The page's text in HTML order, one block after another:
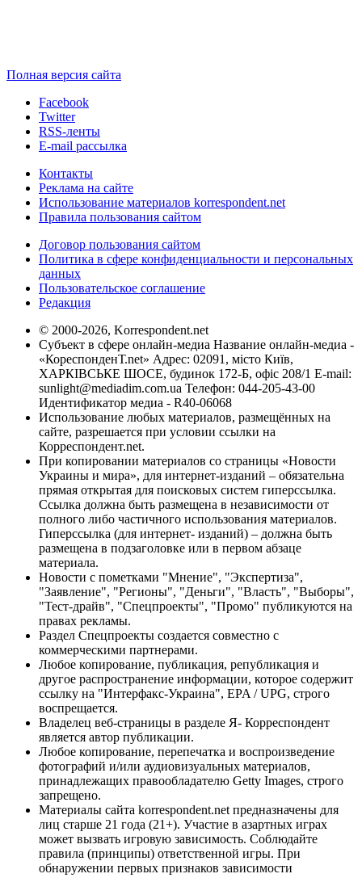
Полная версия сайта
Facebook
Twitter
RSS-ленты
E-mail рассылка
Контакты
Реклама на сайте
Использование материалов korrespondent.net
Правила пользования сайтом
Договор пользования сайтом
Политика в сфере конфиденциальности и персональных
данных
Пользовательское соглашение
Редакция
© 2000-2026, Korrespondent.net
Субъект в сфере онлайн-медиа Название онлайн-медиа -
«КореспонденТ.net» Адрес: 02091, місто Київ,
ХАРКІВСЬКЕ ШОСЕ, будинок 172-Б, офіс 208/1 E-mail:
sunlight@mediadim.com.ua Телефон: 044-205-43-00
Идентификатор медиа - R40-06068
Использование любых материалов, размещённых на
сайте, разрешается при условии ссылки на
Корреспондент.net.
При копировании материалов со страницы «Новости
Украины и мира», для интернет-изданий – обязательна
прямая открытая для поисковых систем гиперссылка.
Ссылка должна быть размещена в независимости от
полного либо частичного использования материалов.
Гиперссылка (для интернет- изданий) – должна быть
размещена в подзаголовке или в первом абзаце
материала.
Новости с пометками "Мнение", "Экспертиза",
"Заявление", "Регионы", "Деньги", "Власть", "Выборы",
"Тест-драйв", "Спецпроекты", "Промо" публикуются на
правах рекламы.
Раздел Спецпроекты создается совместно с
коммерческими партнерами.
Любое копирование, публикация, републикация и
другое распространение информации, которое содержит
ссылку на "Интерфакс-Украина", EPA / UPG, строго
воспрещается.
Владелец веб-страницы в разделе Я- Корреспондент
является автор публикации.
Любое копирование, перепечатка и воспроизведение
фотографий и/или аудиовизуальных материалов,
принадлежащих правообладателю Getty Images, строго
запрещено.
Материалы сайта korrespondent.net предназначены для
лиц старше 21 года (21+). Участие в азартных играх
может вызвать игровую зависимость. Соблюдайте
правила (принципы) ответственной игры. При
обнаружении первых признаков зависимости